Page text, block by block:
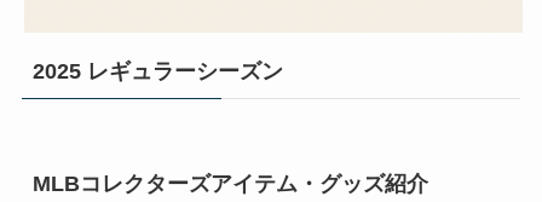
2025 レギュラーシーズン
MLBコレクターズアイテム・グッズ紹介